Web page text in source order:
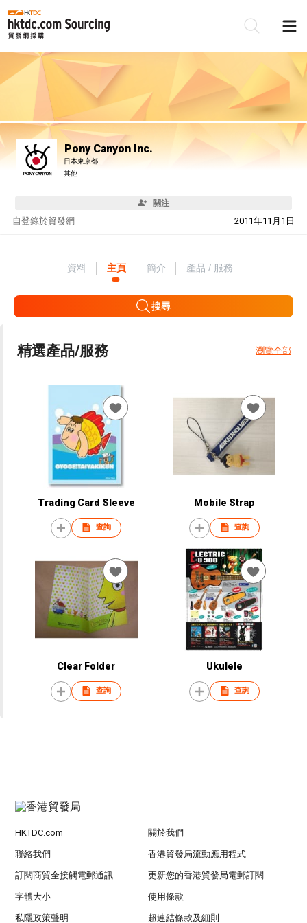
Pony Canyon Inc.
日本東京都
其他
關注
自 2011年11月1日
登錄於貿發網
資料 主頁 簡介 產品 / 服務
搜尋
精選產品/服務 瀏覽全部
Trading Card Sleeve
查詢
Mobile Strap
查詢
Clear Folder
查詢
Ukulele
查詢
HKTDC.com 關於我們
聯絡我們 香港貿發局流動應用程式
訂閱商貿全接觸電郵通訊 更新您的香港貿發局電郵訂閱
字體大小 使用條款
私隱政策聲明 超連結條款及細則